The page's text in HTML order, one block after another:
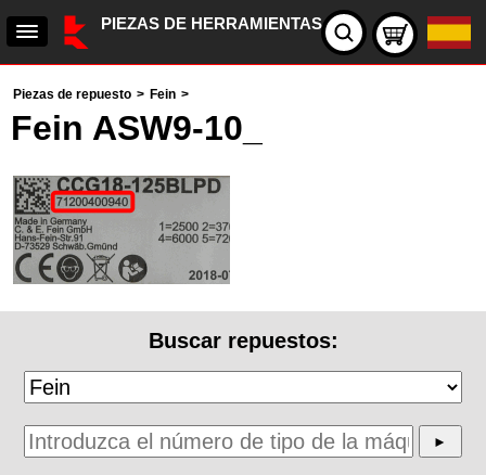
PIEZAS DE HERRAMIENTAS
Piezas de repuesto > Fein >
Fein ASW9-10_
Buscar repuestos: